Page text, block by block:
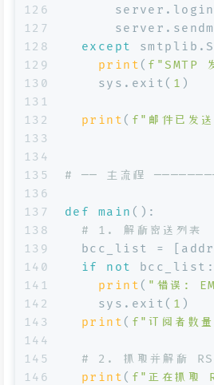
126
127
128
129
130
131
132
133
134
135
136
137
138
139
140
141
142
143
144
145
146
except
print ( f"SMTP
    sys.exit(
1 )
print ( f"邮件已发
# ── 主流程
def main ():
# 1. 解析密送列表
bcc_list =
if
not
bcc_list:
print ( "错误:
    sys.exit(
1 )
print ( f"订阅者数
# 2. 抓取并解析
print ( f"正在抓取